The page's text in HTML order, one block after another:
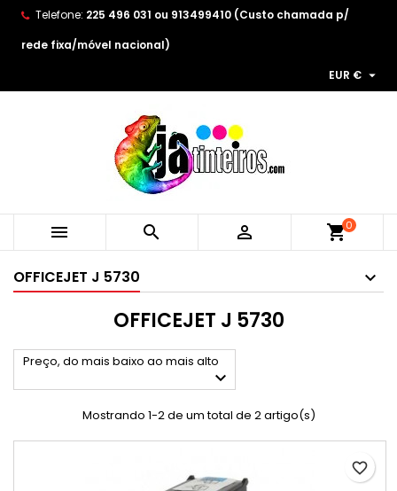
Telefone: 225 496 031 ou 913499410 (Custo chamada p/
rede fixa/móvel nacional)
EUR € 
   shopping_cart0
OFFICEJET J 5730
OFFICEJET J 5730
Preço, do mais baixo ao mais alto

Mostrando 1-2 de um total de 2 artigo(s)
favorite_border
As minhas listas de desejos ×
((modalTitle)) ×
((cancelText)) ((modalDeleteText))
Create wishlist ×
Wishlist name
Cancelar Create wishlist
Entrar ×
You need to be logged in to save products in your
wishlist.
Cancelar